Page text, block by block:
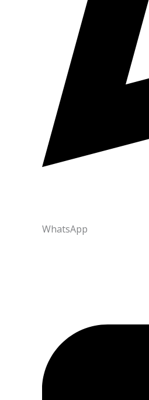
WhatsApp